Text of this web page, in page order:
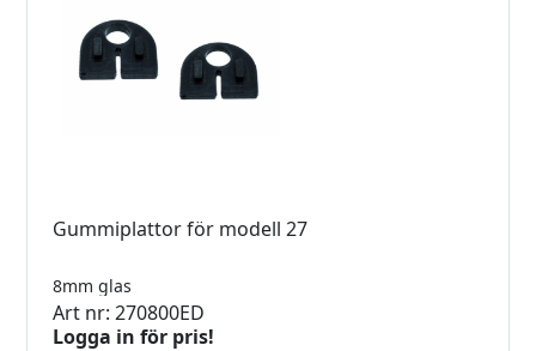
Gummiplattor för modell 27
8mm glas
Art nr: 270800ED
Logga in för pris!